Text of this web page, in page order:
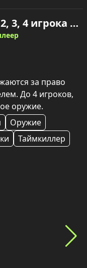
Квадро Шутер - 1, 2, 3, 4 игрока — играть онлайн
за право
До 4 игроков,
оружие.
Оружие
Таймкиллер